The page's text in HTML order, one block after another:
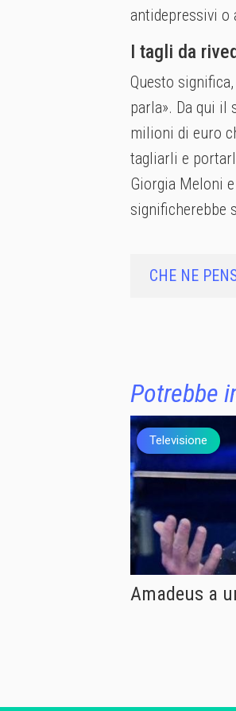
antidepressivi o
I tagli da
Questo
parla». Da qui il
milioni di euro
tagliarli e
Giorgia Meloni
significherebbe
CHE NE
Potrebbe
Televisione
Amadeus a